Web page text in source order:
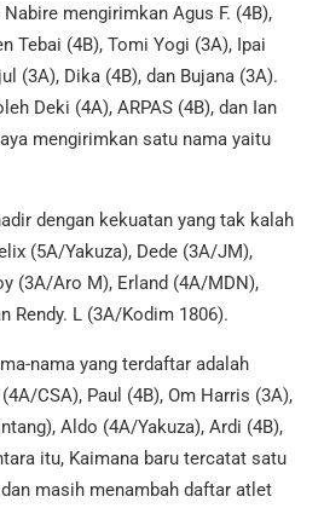
mengirimkan Agus F. (4B),
Tebai (4B), Tomi Yogi (3A), Ipai
(3A), Dika (4B), dan Bujana (3A).
Deki (4A), ARPAS (4B), dan Ian
mengirimkan satu nama yaitu
dengan kekuatan yang tak kalah
(5A/Yakuza), Dede (3A/JM),
(3A/Aro M), Erland (4A/MDN),
Rendy. L (3A/Kodim 1806).
nama yang terdaftar adalah
CSA), Paul (4B), Om Harris (3A),
Aldo (4A/Yakuza), Ardi (4B),
itu, Kaimana baru tercatat satu
masih menambah daftar atlet